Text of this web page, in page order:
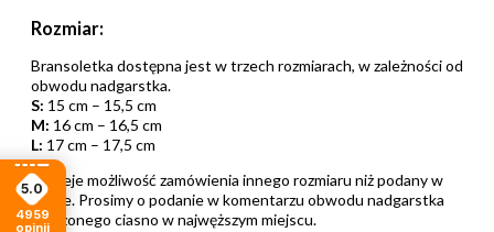
Rozmiar:
Bransoletka dostępna jest w trzech rozmiarach, w zależności od
obwodu nadgarstka.
S: 15 cm – 15,5 cm
M: 16 cm – 16,5 cm
L: 17 cm – 17,5 cm
Istnieje możliwość zamówienia innego rozmiaru niż podany w
opisie. Prosimy o podanie w komentarzu obwodu nadgarstka
mierzonego ciasno w najwęższym miejscu.
5.0
4959
opinii